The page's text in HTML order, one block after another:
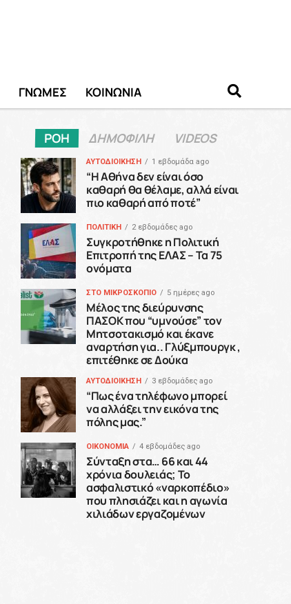
ΓΝΩΜΕΣ ΚΟΙΝΩΝΙΑ
ΡΟΗ ΔΗΜΟΦΙΛΗ VIDEOS
ΑΥΤΟΔΙΟΙΚΗΣΗ 1 εβδομάδα ago
“H Αθήνα δεν είναι όσο
καθαρή θα θέλαμε, αλλά είναι
πιο καθαρή από ποτέ”
ΠΟΛΙΤΙΚΗ 2 εβδομάδες ago
Συγκροτήθηκε η Πολιτική
Επιτροπή της ΕΛΑΣ – Τα 75
ονόματα
ΣΤΟ ΜΙΚΡΟΣΚΟΠΙΟ 5 ημέρες ago
Μέλος της διεύρυνσης
ΠΑΣΟΚ που “υμνούσε” τον
Μητσοτακισμό και έκανε
αναρτήση για.. Γλύξμπουργκ ,
επιτέθηκε σε Δούκα
ΑΥΤΟΔΙΟΙΚΗΣΗ 3 εβδομάδες ago
“Πως ένα τηλέφωνο μπορεί
να αλλάξει την εικόνα της
πόλης μας.”
ΟΙΚΟΝΟΜΙΑ 4 εβδομάδες ago
Σύνταξη στα… 66 και 44
χρόνια δουλειάς; Το
ασφαλιστικό «ναρκοπέδιο»
που πλησιάζει και η αγωνία
χιλιάδων εργαζομένων